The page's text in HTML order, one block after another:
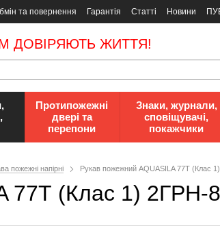
та повернення Гарантія Статті Новини
ДОВІРЯЮТЬ ЖИТТЯ!
Протипожежні
двері та
перепони
Знаки, журнали,
сповіщувачі,
покажчики
пожежні напірні Рукав пожежний AQUASILA 77Т (Клас
77Т (Клас 1) 2ГРН-